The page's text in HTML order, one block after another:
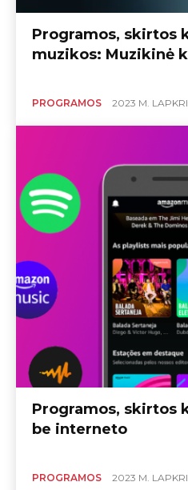
Programos, skirtos
muzikos: Muzikinė
PROGRAMOS 2023 M.
Programos, skirtos
be interneto
PROGRAMOS 2023 M.